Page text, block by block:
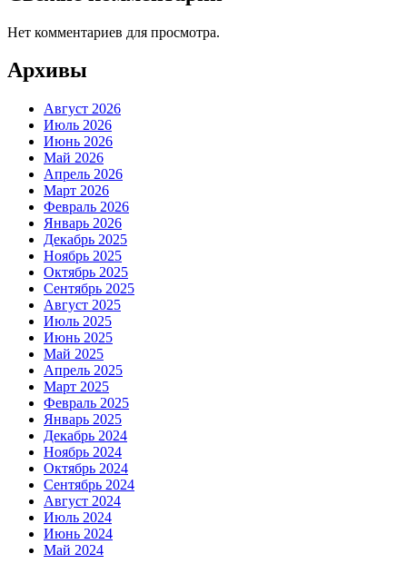
Нет комментариев для просмотра.
Архивы
Август 2026
Июль 2026
Июнь 2026
Май 2026
Апрель 2026
Март 2026
Февраль 2026
Январь 2026
Декабрь 2025
Ноябрь 2025
Октябрь 2025
Сентябрь 2025
Август 2025
Июль 2025
Июнь 2025
Май 2025
Апрель 2025
Март 2025
Февраль 2025
Январь 2025
Декабрь 2024
Ноябрь 2024
Октябрь 2024
Сентябрь 2024
Август 2024
Июль 2024
Июнь 2024
Май 2024